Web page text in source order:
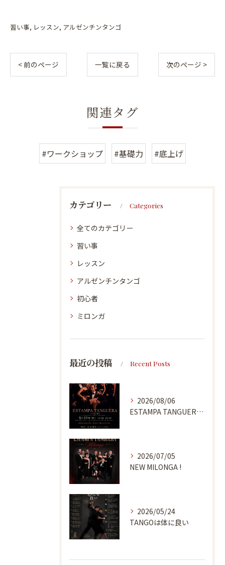
習い事 レッスン アルゼンチンタンゴ
< 前のページ 一覧に戻る 次のページ >
関連タグ
#ワークショップ #基礎力 #底上げ
カテゴリー Categories
全てのカテゴリー
習い事
レッスン
アルゼンチンタンゴ
初心者
ミロンガ
最近の投稿 Recent Posts
2026/08/06
ESTAMPA TANGUERA MILONGA
2026/07/05
NEW MILONGA !
2026/05/24
TANGOは体に良い